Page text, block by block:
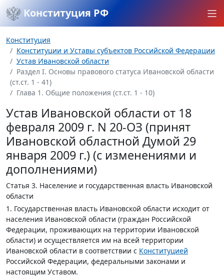
Конституция РФ
Конституция
Конституции и Уставы субъектов Российской Федерации
Устав Ивановской области
Раздел I. Основы правового статуса Ивановской области
(ст.ст. 1 - 41)
Глава 1. Общие положения (ст.ст. 1 - 10)
Устав Ивановской области от 18
февраля 2009 г. N 20-ОЗ (принят
Ивановской областной Думой 29
января 2009 г.) (с изменениями и
дополнениями)
Статья 3. Население и государственная власть Ивановской
области
1. Государственная власть Ивановской области исходит от
населения Ивановской области (граждан Российской
Федерации, проживающих на территории Ивановской
области) и осуществляется им на всей территории
Ивановской области в соответствии с Конституцией
Российской Федерации, федеральными законами и
настоящим Уставом.